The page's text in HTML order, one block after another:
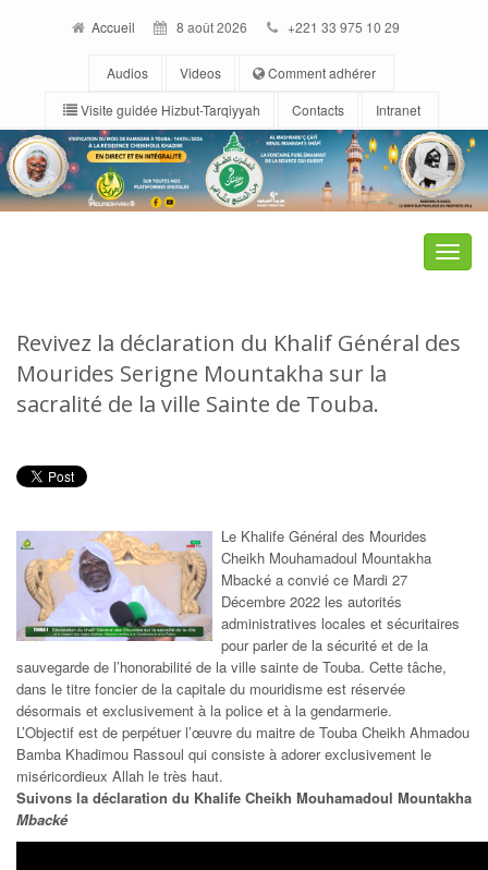
Accueil 8 août 2026 +221 33 975 10 29
Audios Videos
Comment adhérer
Visite guidée Hizbut-Tarqiyyah
Contacts Intranet
Toggle
Revivez la déclaration du Khalif Général des
Mourides Serigne Mountakha sur la
sacralité de la ville Sainte de Touba.
Le Khalife Général des Mourides
Cheikh Mouhamadoul Mountakha
Mbacké a convié ce Mardi 27
Décembre 2022 les autorités
administratives locales et sécuritaires
pour parler de la sécurité et de la
sauvegarde de l’honorabilité de la ville sainte de Touba. Cette tâche,
dans le titre foncier de la capitale du mouridisme est réservée
désormais et exclusivement à la police et à la gendarmerie.
L’Objectif est de perpétuer l’œuvre du maitre de Touba Cheikh Ahmadou
Bamba Khadimou Rassoul qui consiste à adorer exclusivement le
miséricordieux Allah le très haut.
Suivons la déclaration du Khalife Cheikh Mouhamadoul Mountakha
Mbacké